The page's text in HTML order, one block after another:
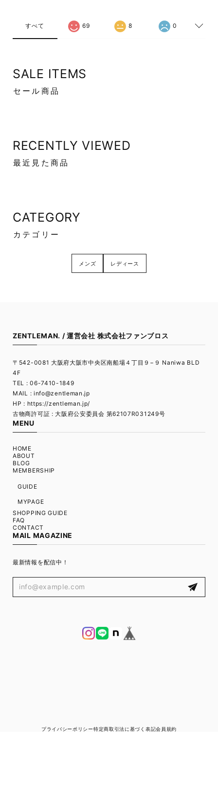
すべて 69 8 0
SALE ITEMS
セール商品
RECENTLY VIEWED
最近見た商品
CATEGORY
カテゴリー
メンズ レディース
ZENTLEMAN. / 運営会社 株式会社ファンブロス
〒542-0081 大阪府大阪市中央区南船場４丁目９−９ Naniwa BLD
4F
TEL : 06-7410-1849
MAIL : info@zentleman.jp
HP : https://zentleman.jp/
古物商許可証 : 大阪府公安委員会 第62107R031249号
MENU
HOME
ABOUT
BLOG
MEMBERSHIP
GUIDE
MYPAGE
SHOPPING GUIDE
FAQ
CONTACT
MAIL MAGAZINE
最新情報を配信中！
プライバシーポリシー特定商取引法に基づく表記会員規約